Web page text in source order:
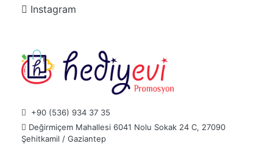
Instagram
+90 (536) 934 37 35
Değirmiçem Mahallesi 6041 Nolu Sokak 24 C, 27090
Şehitkamil / Gaziantep